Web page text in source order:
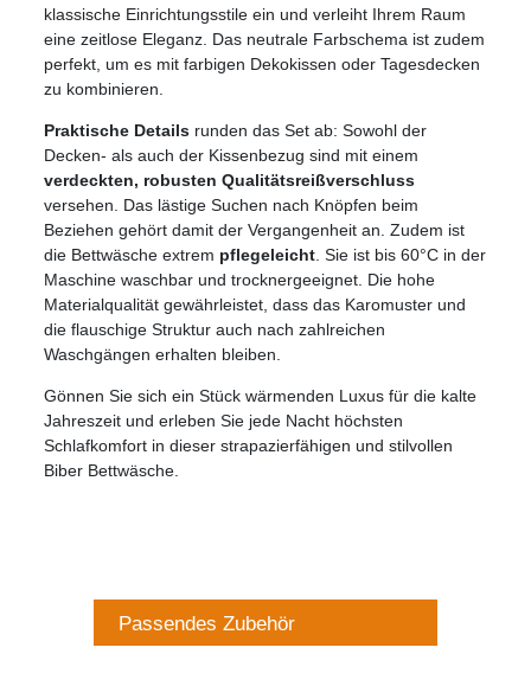
klassische Einrichtungsstile ein und verleiht Ihrem Raum
eine zeitlose Eleganz. Das neutrale Farbschema ist zudem
perfekt, um es mit farbigen Dekokissen oder Tagesdecken
zu kombinieren.
Praktische Details runden das Set ab: Sowohl der
Decken- als auch der Kissenbezug sind mit einem
verdeckten, robusten Qualitätsreißverschluss
versehen. Das lästige Suchen nach Knöpfen beim
Beziehen gehört damit der Vergangenheit an. Zudem ist
die Bettwäsche extrem pflegeleicht . Sie ist bis 60°C in der
Maschine waschbar und trocknergeeignet. Die hohe
Materialqualität gewährleistet, dass das Karomuster und
die flauschige Struktur auch nach zahlreichen
Waschgängen erhalten bleiben.
Gönnen Sie sich ein Stück wärmenden Luxus für die kalte
Jahreszeit und erleben Sie jede Nacht höchsten
Schlafkomfort in dieser strapazierfähigen und stilvollen
Biber Bettwäsche.
Passendes Zubehör